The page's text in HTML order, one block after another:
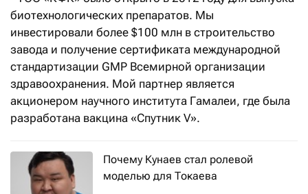
биотехнологических препаратов. Мы
инвестировали более $100 млн в строительство
завода и получение сертификата международной
стандартизации GMP Всемирной организации
здравоохранения. Мой партнер является
акционером научного института Гамалеи, где была
разработана вакцина «Спутник V».
Почему Кунаев стал ролевой
моделью для Токаева